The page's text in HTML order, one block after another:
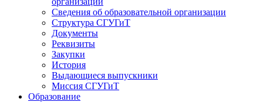
Сведения об образовательной организации
Структура СГУГиТ
Документы
Реквизиты
Закупки
История
Выдающиеся выпускники
Миссия СГУГиТ
Образование